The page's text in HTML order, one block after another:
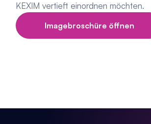
KEXIM vertieft einordnen möchten.
Imagebroschüre öffnen